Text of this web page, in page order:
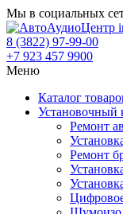
Мы в социальных
8 (3822) 97-99-00
+7 923 457 9900
Меню
Каталог
Установочный
Ремонт
Ремонт